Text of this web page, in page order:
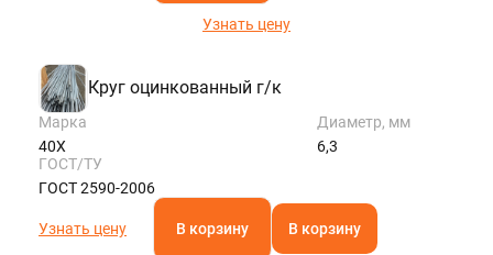
Узнать цену
Круг оцинкованный г/к
Марка
40Х
Диаметр, мм
6,3
ГОСТ/ТУ
ГОСТ 2590-2006
Узнать цену В корзину В корзину